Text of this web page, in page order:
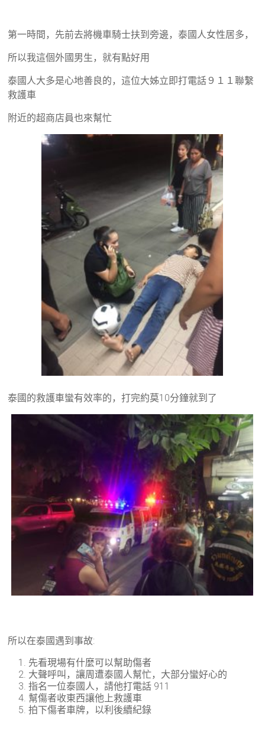
第一時間，先前去將機車騎士扶到旁邊，泰國人女性居多，
所以我這個外國男生，就有點好用
泰國人大多是心地善良的，這位大姊立即打電話９１１聯繫
救護車
附近的超商店員也來幫忙
泰國的救護車蠻有效率的，打完約莫10分鐘就到了
所以在泰國遇到事故:
先看現場有什麼可以幫助傷者
大聲呼叫，讓周遭泰國人幫忙，大部分蠻好心的
指名一位泰國人，請他打電話 911
幫傷者收東西讓他上救護車
拍下傷者車牌，以利後續紀錄